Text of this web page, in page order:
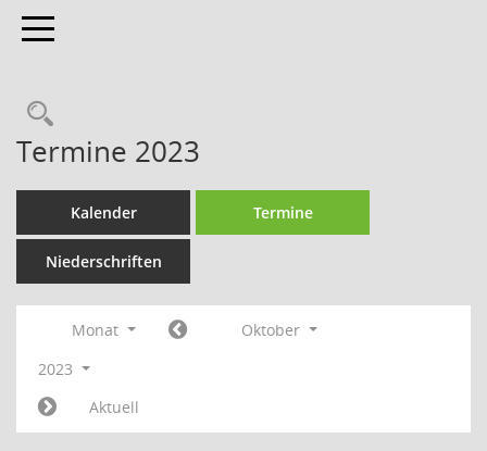
Toggle navigation
Termine 2023
Kalender Termine
Niederschriften
Monat
Oktober
2023
Aktuell